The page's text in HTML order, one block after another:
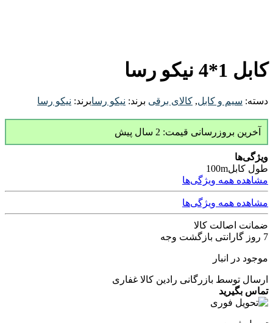
کابل 1*4 نیکو رسا
دسته: سیم و کابل, کالای برقی برند: نیکو رسابرند: نیکو رسا
آخرین بروزرسانی قیمت: 2 سال پیش
ویژگی‌ها
طول کابل100m
مشاهده همه ویژگی‌ها
مشاهده همه ویژگی‌ها
ضمانت اصالت کالا
7 روز گارانتی بازگشت وجه
موجود در انبار
ارسال توسط بازرگانی رادین کالا غفاری
تماس بگیرید